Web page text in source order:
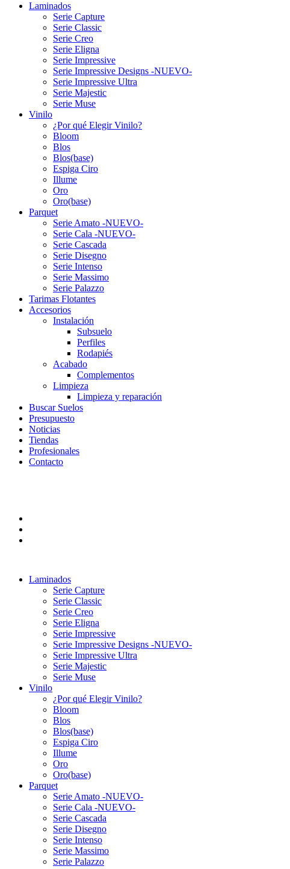
Laminados
Serie Capture
Serie Classic
Serie Creo
Serie Eligna
Serie Impressive
Serie Impressive Designs -NUEVO-
Serie Impressive Ultra
Serie Majestic
Serie Muse
Vinilo
¿Por qué Elegir Vinilo?
Bloom
Blos
Blos(base)
Espiga Ciro
Illume
Oro
Oro(base)
Parquet
Serie Amato -NUEVO-
Serie Cala -NUEVO-
Serie Cascada
Serie Disegno
Serie Intenso
Serie Massimo
Serie Palazzo
Tarimas Flotantes
Accesorios
Instalación
Subsuelo
Perfiles
Rodapiés
Acabado
Complementos
Limpieza
Limpieza y reparación
Buscar Suelos
Presupuesto
Noticias
Tiendas
Profesionales
Contacto
Laminados
Serie Capture
Serie Classic
Serie Creo
Serie Eligna
Serie Impressive
Serie Impressive Designs -NUEVO-
Serie Impressive Ultra
Serie Majestic
Serie Muse
Vinilo
¿Por qué Elegir Vinilo?
Bloom
Blos
Blos(base)
Espiga Ciro
Illume
Oro
Oro(base)
Parquet
Serie Amato -NUEVO-
Serie Cala -NUEVO-
Serie Cascada
Serie Disegno
Serie Intenso
Serie Massimo
Serie Palazzo